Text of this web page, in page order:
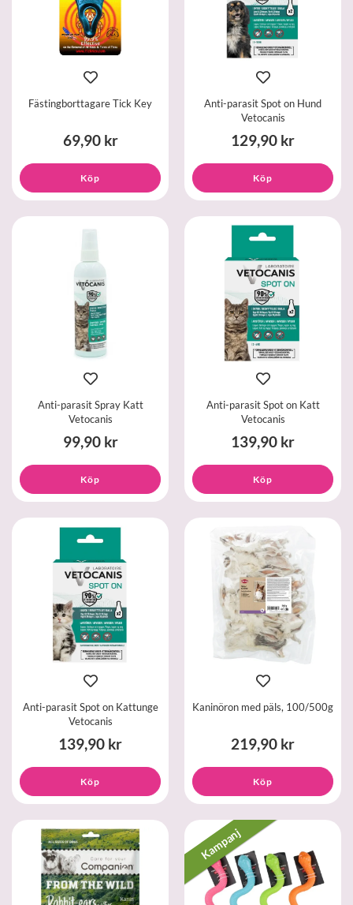
Fästingborttagare Tick Key
69,90 kr
Köp
Anti-parasit Spot on Hund
Vetocanis
129,90 kr
Köp
Anti-parasit Spray Katt
Vetocanis
99,90 kr
Köp
Anti-parasit Spot on Katt
Vetocanis
139,90 kr
Köp
Anti-parasit Spot on Kattunge
Vetocanis
139,90 kr
Köp
Kaninöron med päls, 100/500g
219,90 kr
Köp
Kampanj